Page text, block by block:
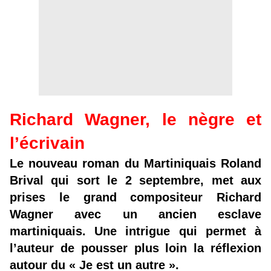
Richard Wagner, le nègre et
l’écrivain
Le nouveau roman du Martiniquais Roland
Brival qui sort le 2 septembre, met aux
prises le grand compositeur Richard
Wagner avec un ancien esclave
martiniquais. Une intrigue qui permet à
l’auteur de pousser plus loin la réflexion
autour du « Je est un autre ».